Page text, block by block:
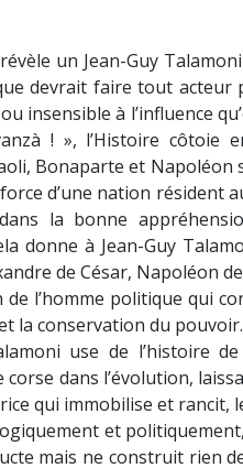
Bonaparte et
d’une nation résident
la bonne
donne à Jean-Guy
de César, Napoléon
de l’homme politique qui
la conservation du pouvoir.
use de l’histoire
corse dans l’évolution,
qui immobilise et
et
mais ne construit rien
plus en arrière. Son
de progrès tout au
de pages des tomes 1
documents,